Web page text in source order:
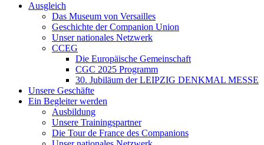
Ausgleich
Das Museum von Versailles
Geschichte der Companion Union
Unser nationales Netzwerk
CCEG
Die Europäische Gemeinschaft
CGC 2025 Programm
30. Jubiläum der LEIPZIG DENKMAL MESSE
Unsere Geschäfte
Ein Begleiter werden
Ausbildung
Unsere Trainingspartner
Die Tour de France des Companions